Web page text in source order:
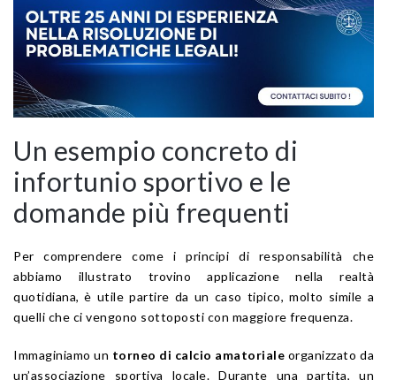
Un esempio concreto di
infortunio sportivo e le
domande più frequenti
Per comprendere come i principi di responsabilità che
abbiamo illustrato trovino applicazione nella realtà
quotidiana, è utile partire da un caso tipico, molto simile a
quelli che ci vengono sottoposti con maggiore frequenza.
Immaginiamo un torneo di calcio amatoriale organizzato da
un’associazione sportiva locale. Durante una partita, un